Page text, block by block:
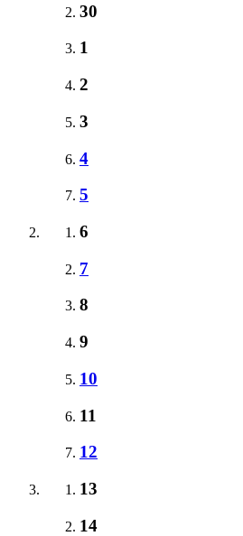
30
1
2
3
4
5
6
7
8
9
10
11
12
13
14